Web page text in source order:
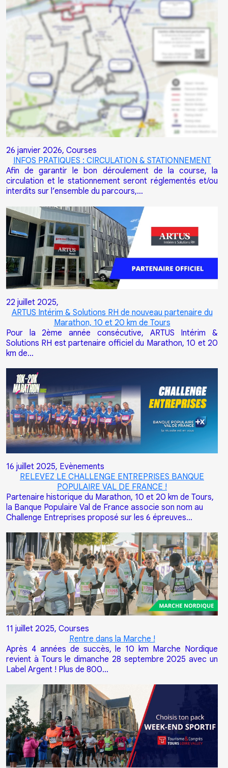
26 janvier 2026, Courses
INFOS PRATIQUES : CIRCULATION & STATIONNEMENT
Afin de garantir le bon déroulement de la course, la
circulation et le stationnement seront réglementés et/ou
interdits sur l’ensemble du parcours,…
22 juillet 2025,
ARTUS Intérim & Solutions RH de nouveau partenaire du
Marathon, 10 et 20 km de Tours
Pour la 2ème année consécutive, ARTUS Intérim &
Solutions RH est partenaire officiel du Marathon, 10 et 20
km de…
16 juillet 2025, Evènements
RELEVEZ LE CHALLENGE ENTREPRISES BANQUE
POPULAIRE VAL DE FRANCE !
Partenaire historique du Marathon, 10 et 20 km de Tours,
la Banque Populaire Val de France associe son nom au
Challenge Entreprises proposé sur les 6 épreuves…
11 juillet 2025, Courses
Rentre dans la Marche !
Après 4 années de succès, le 10 km Marche Nordique
revient à Tours le dimanche 28 septembre 2025 avec un
Label Argent ! Plus de 800…